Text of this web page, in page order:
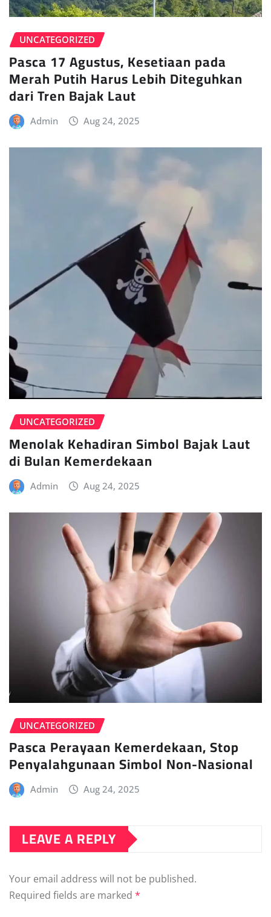
UNCATEGORIZED
Pasca 17 Agustus, Kesetiaan pada
Merah Putih Harus Lebih Diteguhkan
dari Tren Bajak Laut
Admin Aug 24, 2025
UNCATEGORIZED
Menolak Kehadiran Simbol Bajak Laut
di Bulan Kemerdekaan
Admin Aug 24, 2025
UNCATEGORIZED
Pasca Perayaan Kemerdekaan, Stop
Penyalahgunaan Simbol Non-Nasional
Admin Aug 24, 2025
LEAVE A REPLY
Your email address will not be published.
Required fields are marked *